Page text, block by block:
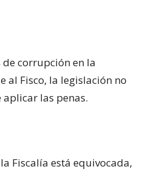
de corrupción en la
Fisco, la legislación no
las penas.
Fiscalía está equivocada,